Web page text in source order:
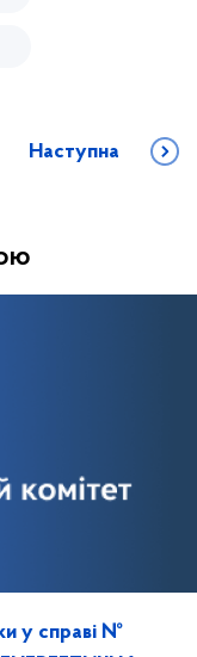
Наступна
у справі №